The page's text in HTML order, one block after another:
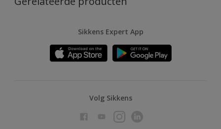
Sikkens Expert App
Volg Sikkens